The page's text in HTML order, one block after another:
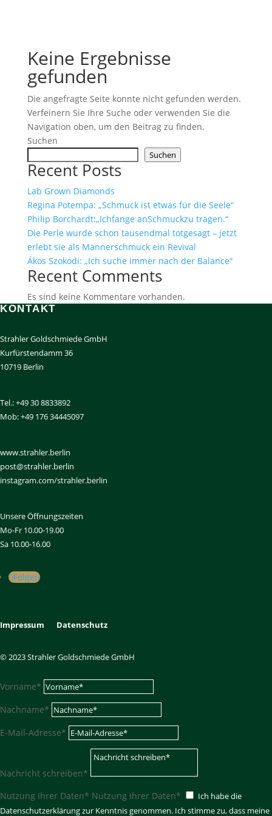
Keine Ergebnisse
gefunden
Die angefragte Seite konnte nicht gefunden werden.
Verfeinern Sie Ihre Suche oder verwenden Sie die
Navigation oben, um den Beitrag zu finden.
Suchen
Suchen
Recent Posts
Lab Grown Diamonds
Regina Potempa: „Schmuck ist etwas für die Seele“
Philip Borchardt:„Ichfange anSchmuckzu tragen.“
Die Perle wurde schon tausendmal totgesagt – jetzt
erlebt sie als Männerschmuck ein Revival
Ákos Szokodi: „Ich suche immer nach der Balance“
Recent Comments
Es sind keine Kommentare vorhanden.
KONTAKT
Strahler Goldschmiede GmbH
Kurfürstendamm 36
10719 Berlin
Tel.: +49 30 8833892
Mob: +49 176 34445097
www.strahler.berlin
post@strahler.berlin
instagram.com/strahler.berlin
Unsere Öffnungszeiten
Mo-Fr 10.00-19.00
Sa 10.00-16.00
Folgen
Impressum Datenschutz
© 2023 Strahler Goldschmiede GmbH
Vorname*
Nachname*
E-Mail-Adresse*
Nachricht schreiben*
Nutzung Ihrer Daten* Nutzung Ihrer Daten*
Ich habe die
Datenschutzerklärung zur Kenntnis genommen. Ich stimme zu, dass meine